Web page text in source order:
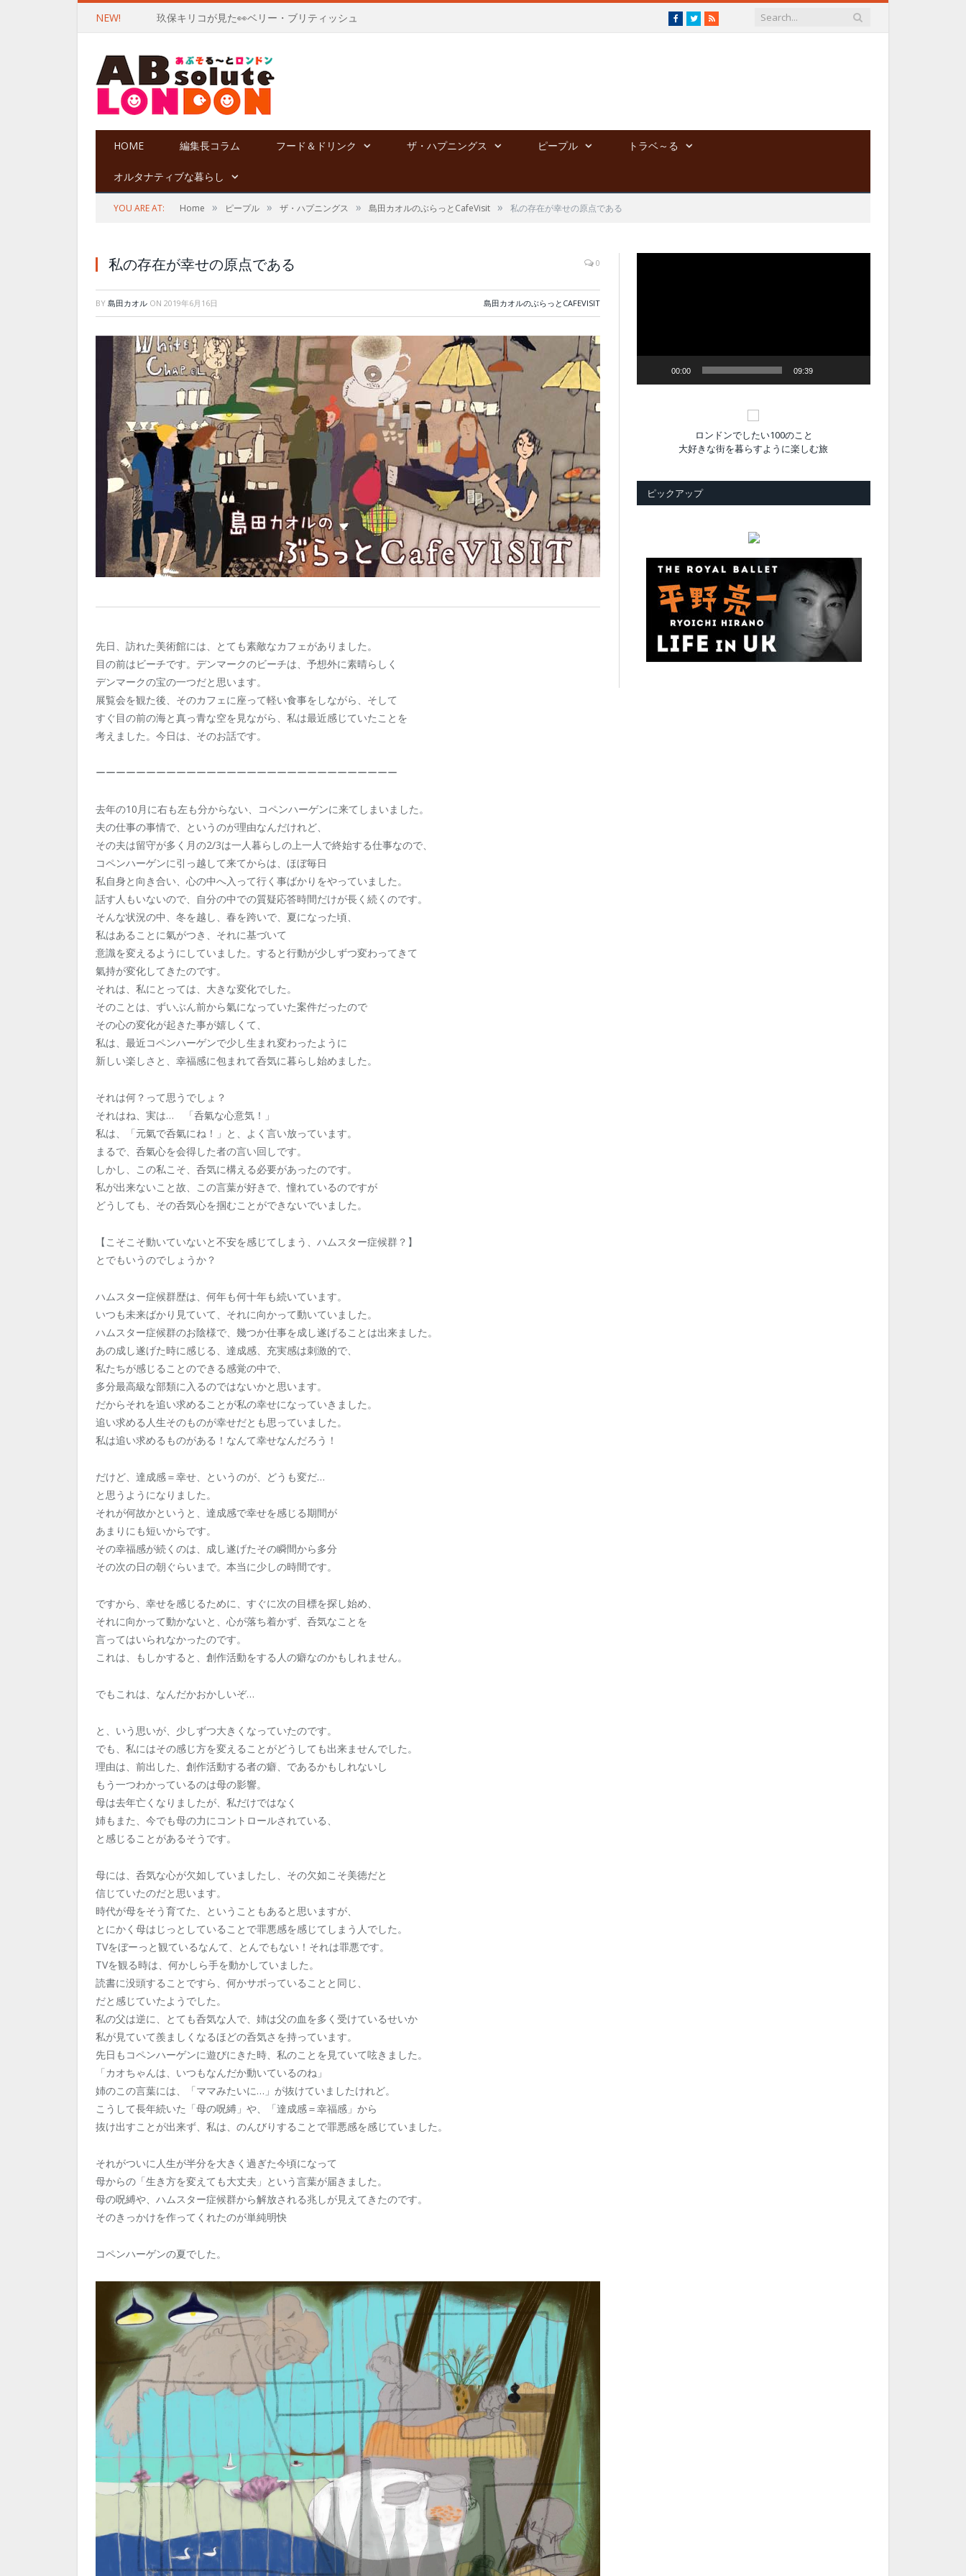
NEW! 玖保キリコが見た👀ベリー・ブリティッシュ Facebook
TwitterRSS
HOME 編集長コラム フード＆ドリンク ザ・ハプニングス ピープル トラベ～る
オルタナティブな暮らし
YOU ARE AT: Home » ピープル » ザ・ハプニングス » 島田カオルのぶらっとCafeVisit » 私の存在が幸せの原点である
私の存在が幸せの原点である 0
BY 島田カオル ON 2019年6月16日 島田カオルのぶらっとCAFEVISIT
先日、訪れた美術館には、とても素敵なカフェがありました。
目の前はビーチです。デンマークのビーチは、予想外に素晴らしく
デンマークの宝の一つだと思います。
展覧会を観た後、そのカフェに座って軽い食事をしながら、そして
すぐ目の前の海と真っ青な空を見ながら、私は最近感じていたことを
考えました。今日は、そのお話です。
ーーーーーーーーーーーーーーーーーーーーーーーーーーーーーー
去年の10月に右も左も分からない、コペンハーゲンに来てしまいました。
夫の仕事の事情で、というのが理由なんだけれど、
その夫は留守が多く月の2/3は一人暮らしの上一人で終始する仕事なので、
コペンハーゲンに引っ越して来てからは、ほぼ毎日
私自身と向き合い、心の中へ入って行く事ばかりをやっていました。
話す人もいないので、自分の中での質疑応答時間だけが長く続くのです。
そんな状況の中、冬を越し、春を跨いで、夏になった頃、
私はあることに氣がつき、それに基づいて
意識を変えるようにしていました。すると行動が少しずつ変わってきて
氣持が変化してきたのです。
それは、私にとっては、大きな変化でした。
そのことは、ずいぶん前から氣になっていた案件だったので
その心の変化が起きた事が嬉しくて、
私は、最近コペンハーゲンで少し生まれ変わったように
新しい楽しさと、幸福感に包まれて呑気に暮らし始めました。
それは何？って思うでしょ？
それはね、実は… 「呑氣な心意気！」
私は、「元氣で呑氣にね！」と、よく言い放っています。
まるで、呑氣心を会得した者の言い回しです。
しかし、この私こそ、呑気に構える必要があったのです。
私が出来ないこと故、この言葉が好きで、憧れているのですが
どうしても、その呑気心を掴むことができないでいました。
【こそこそ動いていないと不安を感じてしまう、ハムスター症候群？】
とでもいうのでしょうか？
ハムスター症候群歴は、何年も何十年も続いています。
いつも未来ばかり見ていて、それに向かって動いていました。
ハムスター症候群のお陰様で、幾つか仕事を成し遂げることは出来ました。
あの成し遂げた時に感じる、達成感、充実感は刺激的で、
私たちが感じることのできる感覚の中で、
多分最高級な部類に入るのではないかと思います。
だからそれを追い求めることが私の幸せになっていきました。
追い求める人生そのものが幸せだとも思っていました。
私は追い求めるものがある！なんて幸せなんだろう！
だけど、達成感＝幸せ、というのが、どうも変だ…
と思うようになりました。
それが何故かというと、達成感で幸せを感じる期間が
あまりにも短いからです。
その幸福感が続くのは、成し遂げたその瞬間から多分
その次の日の朝ぐらいまで。本当に少しの時間です。
ですから、幸せを感じるために、すぐに次の目標を探し始め、
それに向かって動かないと、心が落ち着かず、呑気なことを
言ってはいられなかったのです。
これは、もしかすると、創作活動をする人の癖なのかもしれません。
でもこれは、なんだかおかしいぞ…
と、いう思いが、少しずつ大きくなっていたのです。
でも、私にはその感じ方を変えることがどうしても出来ませんでした。
理由は、前出した、創作活動する者の癖、であるかもしれないし
もう一つわかっているのは母の影響。
母は去年亡くなりましたが、私だけではなく
姉もまた、今でも母の力にコントロールされている、
と感じることがあるそうです。
母には、呑気な心が欠如していましたし、その欠如こそ美徳だと
信じていたのだと思います。
時代が母をそう育てた、ということもあると思いますが、
とにかく母はじっとしていることで罪悪感を感じてしまう人でした。
TVをぼーっと観ているなんて、とんでもない！それは罪悪です。
TVを観る時は、何かしら手を動かしていました。
読書に没頭することですら、何かサボっていることと同じ、
だと感じていたようでした。
私の父は逆に、とても呑気な人で、姉は父の血を多く受けているせいか
私が見ていて羨ましくなるほどの呑気さを持っています。
先日もコペンハーゲンに遊びにきた時、私のことを見ていて呟きました。
「カオちゃんは、いつもなんだか動いているのね」
姉のこの言葉には、「ママみたいに…」が抜けていましたけれど。
こうして長年続いた「母の呪縛」や、「達成感＝幸福感」から
抜け出すことが出来ず、私は、のんびりすることで罪悪感を感じていました。
それがついに人生が半分を大きく過ぎた今頃になって
母からの「生き方を変えても大丈夫」という言葉が届きました。
母の呪縛や、ハムスター症候群から解放される兆しが見えてきたのです。
そのきっかけを作ってくれたのが単純明快
コペンハーゲンの夏でした。
00:00 09:39
ロンドンでしたい100のこと
大好きな街を暮らすように楽しむ旅
ピックアップ